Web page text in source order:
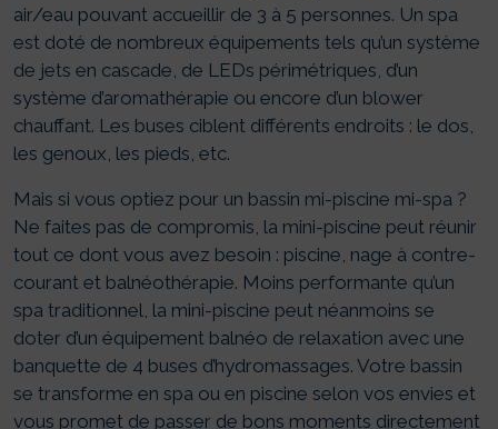
air/eau pouvant accueillir de 3 à 5 personnes. Un spa
est doté de nombreux équipements tels qu’un système
de jets en cascade, de LEDs périmétriques, d’un
système d’aromathérapie ou encore d’un blower
chauffant. Les buses ciblent différents endroits : le dos,
les genoux, les pieds, etc.
Mais si vous optiez pour un bassin mi-piscine mi-spa ?
Ne faites pas de compromis, la mini-piscine peut réunir
tout ce dont vous avez besoin : piscine, nage à contre-
courant et balnéothérapie. Moins performante qu’un
spa traditionnel, la mini-piscine peut néanmoins se
doter d’un équipement balnéo de relaxation avec une
banquette de 4 buses d’hydromassages. Votre bassin
se transforme en spa ou en piscine selon vos envies et
vous promet de passer de bons moments directement